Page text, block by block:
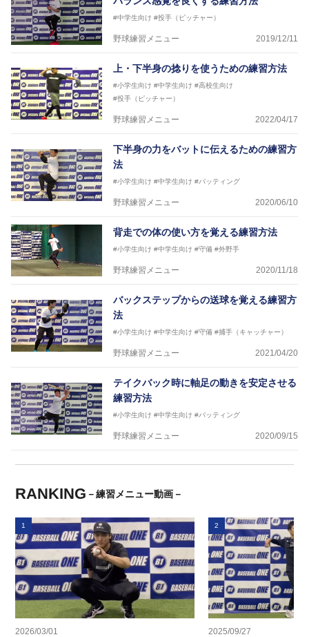
#中学生向け #投手（ピッチャー）
野球練習メニュー 2019/12/11
上・下半身の捻りを使うための練習方法
#小学生向け #中学生向け #高校生向け
#投手（ピッチャー）
野球練習メニュー 2022/04/17
下半身の力をバットに伝えるための練習方
法
#小学生向け #中学生向け #バッティング
野球練習メニュー 2020/06/10
背走での体の使い方を覚える練習方法
#小学生向け #中学生向け #守備 #外野手
野球練習メニュー 2020/11/18
バックステップからの送球を覚える練習方
法
#小学生向け #中学生向け #守備 #捕手（キャッチャー）
野球練習メニュー 2021/04/20
テイクバック時に軸足の動きを安定させる
練習方法
#小学生向け #中学生向け #バッティング
野球練習メニュー 2020/09/15
RANKING －練習メニュー動画－
1
2026/03/01
2
2025/09/27